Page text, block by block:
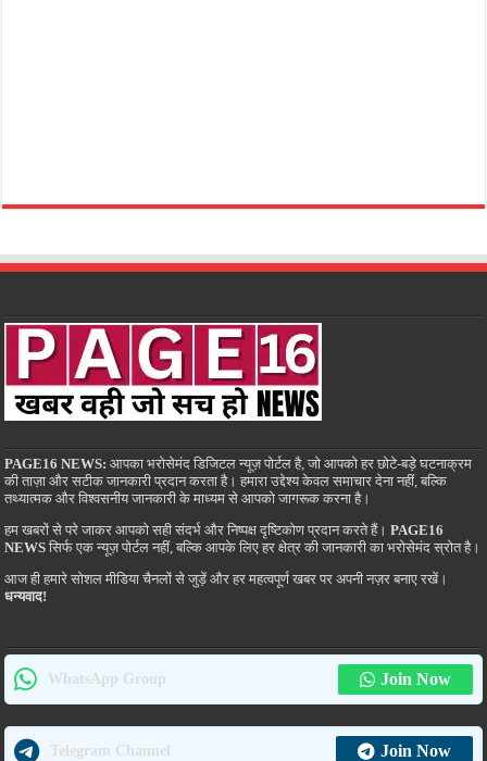
PAGE16 NEWS: आपका भरोसेमंद डिजिटल न्यूज़ पोर्टल है, जो आपको हर छोटे-बड़े घटनाक्रम
की ताज़ा और सटीक जानकारी प्रदान करता है। हमारा उद्देश्य केवल समाचार देना नहीं, बल्कि
तथ्यात्मक और विश्वसनीय जानकारी के माध्यम से आपको जागरूक करना है।
हम खबरों से परे जाकर आपको सही संदर्भ और निष्पक्ष दृष्टिकोण प्रदान करते हैं।PAGE16
NEWS सिर्फ एक न्यूज़ पोर्टल नहीं, बल्कि आपके लिए हर क्षेत्र की जानकारी का भरोसेमंद स्रोत है।
आज ही हमारे सोशल मीडिया चैनलों से जुड़ें और हर महत्वपूर्ण खबर पर अपनी नज़र बनाए रखें।
धन्यवाद!
WhatsApp Group Join Now
Telegram Channel Join Now